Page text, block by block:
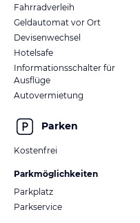
-Yoga, ab 14 Jahren
-Stretch&Relax, ab 14 Jahren
PERSONALTRAINING
Trainiere mit unseren
schönsten Plätzen dieser
individuell von deinem
Figuroptimierung,
sportspezifisches Training,
Spaß. Maßgeschneidertes
PersonalTrainer für dich
Ort)
WellFit®-SPA ANWENDUNGEN
Fahrradverleih
Geldautomat vor Ort
Devisenwechsel
Hotelsafe
Informationsschalter für
Ausflüge
Autovermietung
Parken
Kostenfrei
Parkmöglichkeiten
Parkplatz
Parkservice